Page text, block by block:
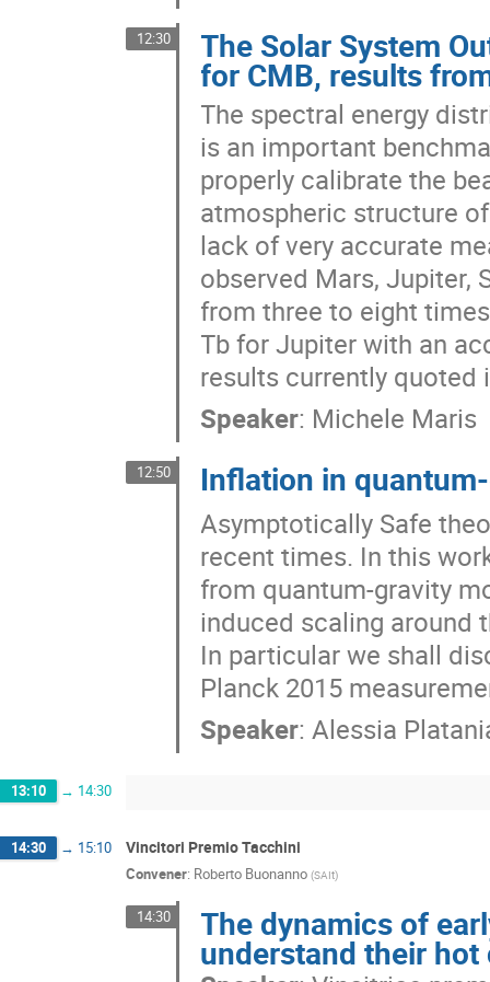
12:30 The Solar System
for CMB, results
The spectral energy
is an important
properly calibrate the
atmospheric structure
lack of very accurate
observed Mars, Jupiter,
from three to eight
Tb for Jupiter with an
results currently quoted
Speaker: Michele Maris
12:50 Inflation in
Asymptotically Safe
recent times. In this
from quantum-gravity
induced scaling around
In particular we shall
Planck 2015
Speaker:Alessia
13:10 → 14:30
14:30 → 15:10 Vincitori Premio Tacchini
Convener: Roberto Buonanno (SAIt)
14:30 The dynamics of
understand their